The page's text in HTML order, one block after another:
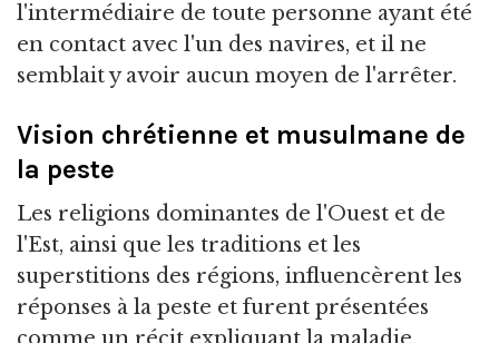
l'intermédiaire de toute personne ayant été
en contact avec l'un des navires, et il ne
semblait y avoir aucun moyen de l'arrêter.
Vision chrétienne et musulmane de
la peste
Les religions dominantes de l'Ouest et de
l'Est, ainsi que les traditions et les
superstitions des régions, influencèrent les
réponses à la peste et furent présentées